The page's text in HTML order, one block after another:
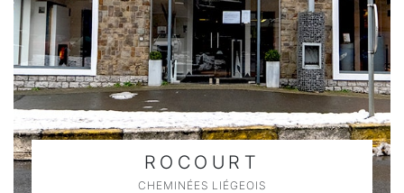
ROCOURT
CHEMINÉES LIÉGEOIS